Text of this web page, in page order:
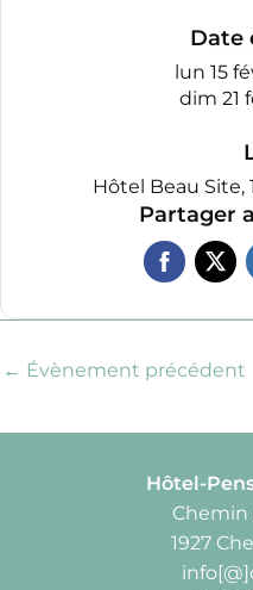
Date
lun 15
dim 21
Hôtel Beau Site,
Partager
← Évènement précédent
Hôtel-
Chemin
1927